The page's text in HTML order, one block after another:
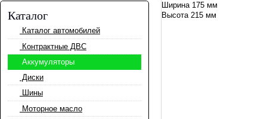
Каталог
Каталог автомобилей
Контрактные ДВС
Аккумуляторы
Диски
Шины
Моторное масло
Ширина 175 мм
Высота 215 мм